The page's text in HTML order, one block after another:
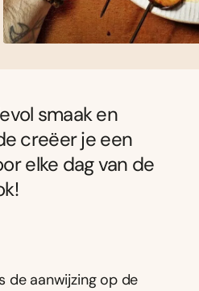
smaak en
creëer je een
elke dag van de
de aanwijzing op de